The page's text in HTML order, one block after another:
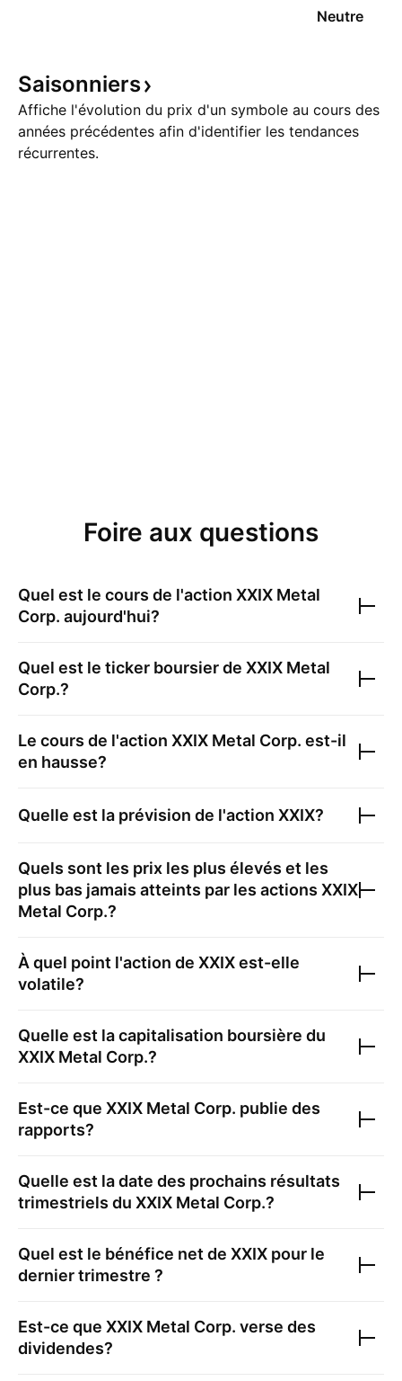
Neutre
Saisonniers
Affiche l'évolution du prix d'un symbole au cours des
années précédentes afin d'identifier les tendances
récurrentes.
Foire aux questions
Quel est le cours de l'action XXIX Metal
Corp. aujourd'hui?
Quel est le ticker boursier de XXIX Metal
Corp.?
Le cours de l'action XXIX Metal Corp. est-il
en hausse?
Quelle est la prévision de l'action XXIX?
Quels sont les prix les plus élevés et les
plus bas jamais atteints par les actions XXIX
Metal Corp.?
À quel point l'action de XXIXest-elle
volatile?
Quelle est la capitalisation boursière du
XXIX Metal Corp.?
Est-ce que XXIX Metal Corp. publie des
rapports?
Quelle est la date des prochains résultats
trimestriels du XXIX Metal Corp.?
Quel est le bénéfice net de XXIX pour le
dernier trimestre ?
Est-ce que XXIX Metal Corp. verse des
dividendes?